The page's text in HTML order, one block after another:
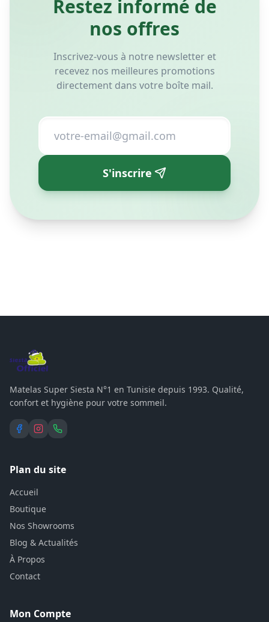
S'inscrire
Plan du site
Accueil
Boutique
Nos Showrooms
Blog & Actualités
Mon Compte
Se connecter
Créer un compte
Mes Commandes
Panier